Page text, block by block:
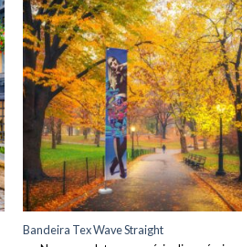
Adicionar
aos meus
desejos
Bandeira Tex Wave Straight